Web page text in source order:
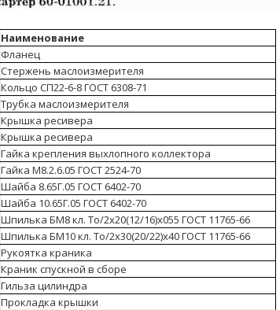
Наименование
Фланец
Стержень маслоизмерителя
Кольцо СП22-6-8 ГОСТ 6308-71
Трубка маслоизмерителя
Крышка ресивера
Крышка ресивера
Гайка крепления выхлопного коллектора
Гайка М8.2.6.05 ГОСТ 2524-70
Шайба 8.65Г.05 ГОСТ 6402-70
Шайба 10.65Г.05 ГОСТ 6402-70
Шпилька БМ8 кл. То/2х20(12/16)х055 ГОСТ 11765-66
Шпилька БМ10 кл. То/2х30(20/22)х40 ГОСТ 11765-66
Рукоятка краника
Краник спускной в сборе
Гильза цилиндра
Прокладка крышки